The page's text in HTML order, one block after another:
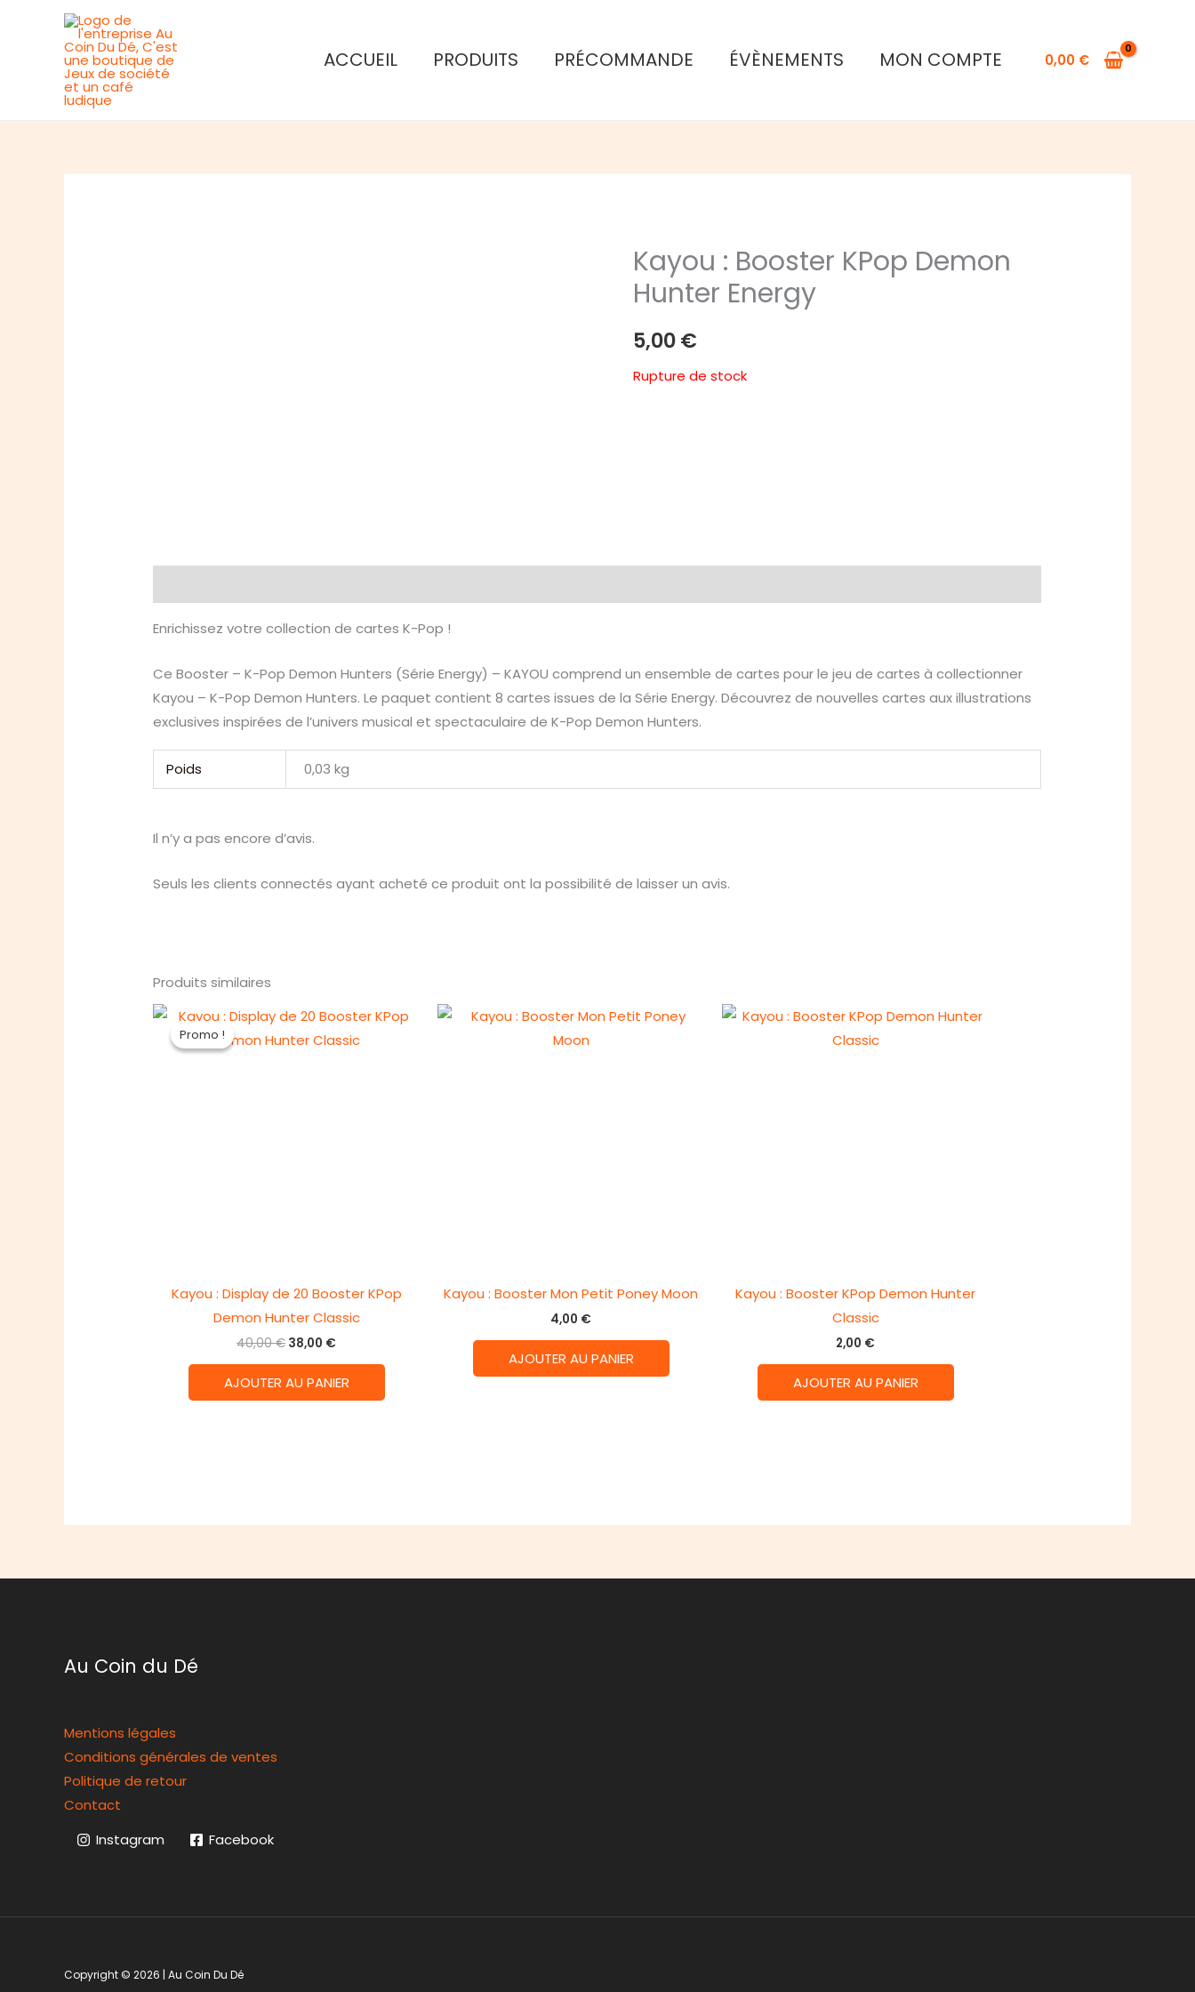
ACCUEIL PRODUITS PRÉCOMMANDE ÉVÈNEMENTS MON COMPTE 0,00 €
Kayou : Booster KPop Demon
Hunter Energy
5,00€
Rupture de stock
Enrichissez votre collection de cartes K-Pop !
Ce Booster – K-Pop Demon Hunters (Série Energy) – KAYOU comprend un ensemble de cartes pour le jeu de cartes à collectionner
Kayou – K-Pop Demon Hunters. Le paquet contient 8 cartes issues de la Série Energy. Découvrez de nouvelles cartes aux illustrations
exclusives inspirées de l’univers musical et spectaculaire de K-Pop Demon Hunters.
Poids 0,03 kg
Il n’y a pas encore d’avis.
Seuls les clients connectés ayant acheté ce produit ont la possibilité de laisser un avis.
Produits similaires
Promo !
Promo !
Kayou : Display de 20 Booster KPop
Demon Hunter Classic
40,00€ Le
était :
40,00 €.
38,00 €
est :
38,00 €.
AJOUTER AU PANIER
Kayou : Booster Mon Petit Poney Moon
4,00 €
AJOUTER AU PANIER
Kayou : Booster KPop Demon Hunter
Classic
2,00 €
AJOUTER AU PANIER
Au Coin du Dé
Mentions légales
Conditions générales de ventes
Politique de retour
Contact
Instagram
Facebook
Copyright © 2026 | Au Coin Du Dé